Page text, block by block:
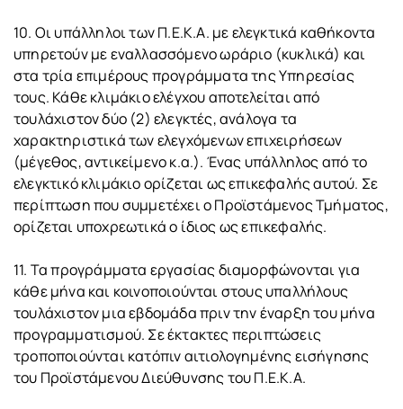
10. Οι υπάλληλοι των Π.Ε.Κ.Α. με ελεγκτικά καθήκοντα
υπηρετούν με εναλλασσόμενο ωράριο (κυκλικά) και
στα τρία επιμέρους προγράμματα της Υπηρεσίας
τους. Κάθε κλιμάκιο ελέγχου αποτελείται από
τουλάχιστον δύο (2) ελεγκτές, ανάλογα τα
χαρακτηριστικά των ελεγχόμενων επιχειρήσεων
(μέγεθος, αντικείμενο κ.α.). Ένας υπάλληλος από το
ελεγκτικό κλιμάκιο ορίζεται ως επικεφαλής αυτού. Σε
περίπτωση που συμμετέχει ο Προϊστάμενος Τμήματος,
ορίζεται υποχρεωτικά ο ίδιος ως επικεφαλής.
11. Τα προγράμματα εργασίας διαμορφώνονται για
κάθε μήνα και κοινοποιούνται στους υπαλλήλους
τουλάχιστον μια εβδομάδα πριν την έναρξη του μήνα
προγραμματισμού. Σε έκτακτες περιπτώσεις
τροποποιούνται κατόπιν αιτιολογημένης εισήγησης
του Προϊστάμενου Διεύθυνσης του Π.Ε.Κ.Α.